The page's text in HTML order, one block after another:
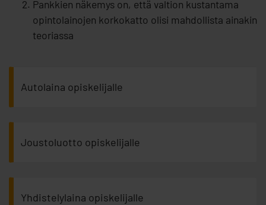
Pankkien näkemys on, että valtion kustantama
opintolainojen korkokatto olisi mahdollista ainakin
teoriassa
Autolaina opiskelijalle
Joustoluotto opiskelijalle
Yhdistelylaina opiskelijalle